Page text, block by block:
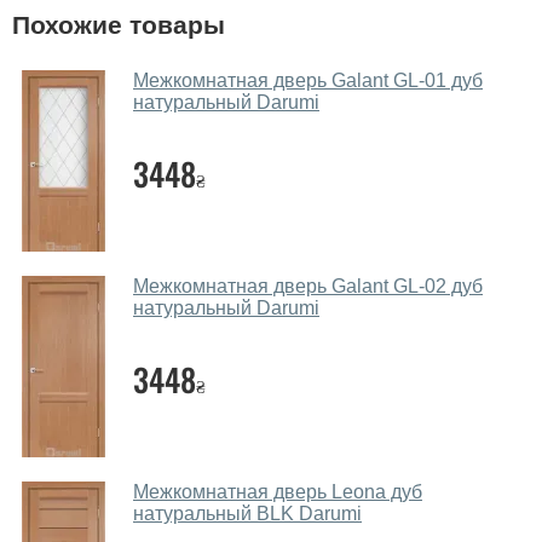
У вас большой магазин?
дверей.
Помогаете ли вы выбрать дверные
через мессенджеры, онлайн чат или непосредственно
в нашем салоне-магазине.
Какие основные особенности и
из евробруса (собственной сушки), который
покрывается МДФ накладками толщиной 20 мм.
Благодаря такой толщине МДФ, вся конструкция
Похожие товары
Межкомнатная дверь Galant GL-01 дуб
натуральный Darumi
3448₴
Межкомнатная дверь Galant GL-02 дуб
натуральный Darumi
3448₴
Межкомнатная дверь Leona дуб
натуральный BLK Darumi